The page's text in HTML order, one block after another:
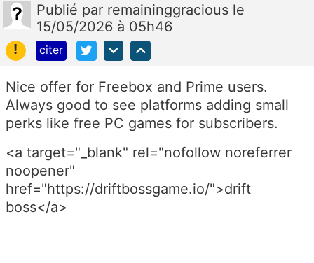
Publié par remaininggracious le
15/05/2026 à 05h46
!
citer
Nice offer for Freebox and Prime users.
Always good to see platforms adding small
perks like free PC games for subscribers.
<a target="_blank" rel="nofollow noreferrer
noopener"
href="https://driftbossgame.io/">drift
boss</a>